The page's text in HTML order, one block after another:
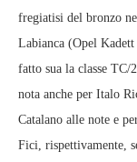
fregiatisi del bronzo
Labianca (Opel
fatto sua la classe TC/
nota anche per Italo
Catalano alle note e
Fici, rispettivamente,